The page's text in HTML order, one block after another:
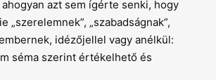
azt sem ígérte senki, hogy
„szerelemnek”, „szabadságnak”,
idézőjellel vagy anélkül:
séma szerint értékelhető és